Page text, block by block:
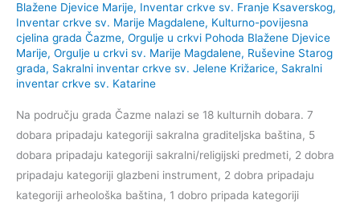
Blažene Djevice Marije, Inventar crkve sv. Franje Ksaverskog,
Inventar crkve sv. Marije Magdalene, Kulturno-povijesna
cjelina grada Čazme, Orgulje u crkvi Pohoda Blažene Djevice
Marije, Orgulje u crkvi sv. Marije Magdalene, Ruševine Starog
grada, Sakralni inventar crkve sv. Jelene Križarice, Sakralni
inventar crkve sv. Katarine
Na području grada Čazme nalazi se 18 kulturnih dobara. 7
dobara pripadaju kategoriji sakralna graditeljska baština, 5
dobara pripadaju kategoriji sakralni/religijski predmeti, 2 dobra
pripadaju kategoriji glazbeni instrument, 2 dobra pripadaju
kategoriji arheološka baština, 1 dobro pripada kategoriji